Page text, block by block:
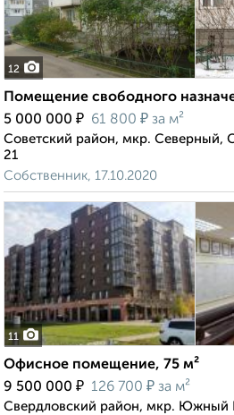
12
Помещение свободного
5 000 000 ₽ 61 800 ₽ за м²
Советский район, мкр. Северный,
21
Собственник, 17.10.2020
11
Офисное помещение, 75 м²
9 500 000 ₽ 126 700 ₽ за м²
Свердловский район, мкр. Южный